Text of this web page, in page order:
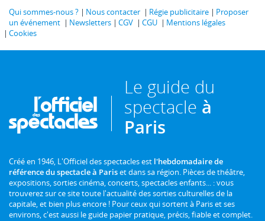
Qui sommes-nous ? Nous contacter Régie publicitaire
Proposer
un événement
Newsletters CGV CGU
Mentions légales
Cookies
Le guide du
spectacle à
Paris
Créé en 1946, L'Officiel des spectacles est l'hebdomadaire de
référence du spectacle à Pariset dans sa région. Pièces de théâtre,
expositions, sorties cinéma, concerts, spectacles enfants... : vous
trouverez sur ce site toute l'actualité des sorties culturelles de la
capitale, et bien plus encore ! Pour ceux qui sortent à Paris et ses
environs, c'est aussi le guide papier pratique, précis, fiable et complet.